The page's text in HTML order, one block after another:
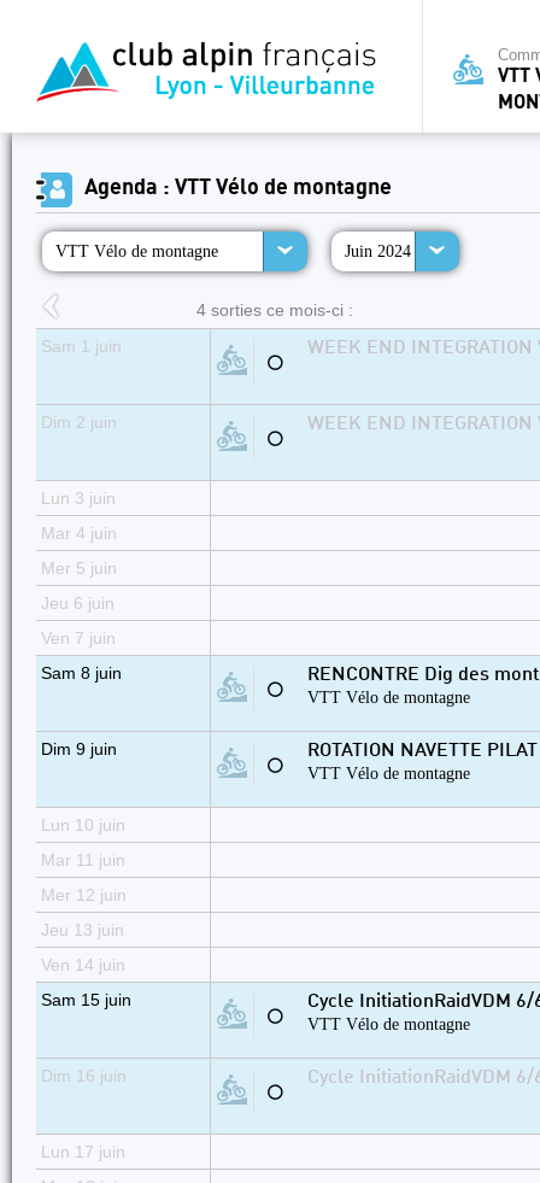
VTT
Agenda : VTT Vélo de montagne
VTT Vélo de montagne Juin 2024
4 sorties ce mois-ci :
Sam 1 juin
⚪
WEEK END
Dim 2 juin
⚪
WEEK END
Lun 3 juin
Mar 4 juin
Mer 5 juin
Jeu 6 juin
Ven 7 juin
Sam 8 juin
⚪
RENCONTRE Dig des
VTT Vélo de montagne
Dim 9 juin
⚪
ROTATION NAVETTE PILAT
VTT Vélo de montagne
Lun 10 juin
Mar 11 juin
Mer 12 juin
Jeu 13 juin
Ven 14 juin
Sam 15 juin
⚪
Cycle InitiationRaidVDM
VTT Vélo de montagne
Dim 16 juin
⚪
Cycle InitiationRaidVDM
Lun 17 juin